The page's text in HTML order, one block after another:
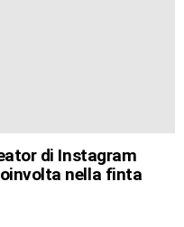
di Instagram
nella finta